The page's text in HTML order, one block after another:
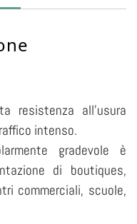
resistenza all’usura
intenso.
gradevole è
di boutiques,
commerciali, scuole,